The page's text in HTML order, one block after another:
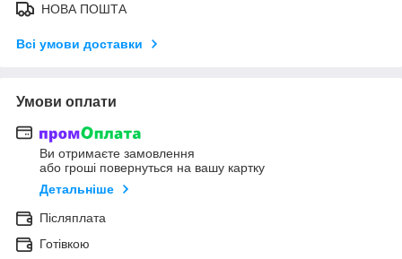
НОВА ПОШТА
Всі умови доставки
Умови оплати
Ви отримаєте замовлення
або гроші повернуться на вашу картку
Детальніше
Післяплата
Готівкою